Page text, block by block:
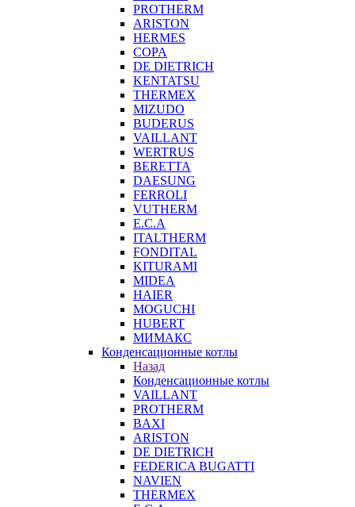
PROTHERM
ARISTON
HERMES
COPA
DE DIETRICH
KENTATSU
THERMEX
MIZUDO
BUDERUS
VAILLANT
WERTRUS
BERETTA
DAESUNG
FERROLI
VUTHERM
E.C.A
ITALTHERM
FONDITAL
KITURAMI
MIDEA
HAIER
MOGUCHI
HUBERT
МИМАКС
Конденсационные котлы
Назад
Конденсационные котлы
VAILLANT
PROTHERM
BAXI
ARISTON
DE DIETRICH
FEDERICA BUGATTI
NAVIEN
THERMEX